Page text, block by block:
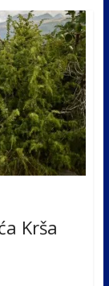
Krša